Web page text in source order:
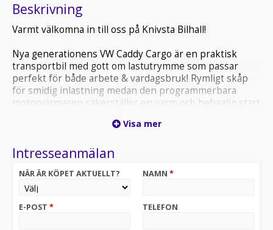
Beskrivning
Varmt välkomna in till oss på Knivsta Bilhall!
Nya generationens VW Caddy Cargo är en praktisk
transportbil med gott om lastutrymme som passar
perfekt för både arbete & vardagsbruk! Rymligt skåp
för smidig inlastning medan den programmerbara
motorvärmaren säkerställer en varm och behaglig start
Utrustningen inkluderar:
Programmerbar motorvärmare
Dragkrok
Keyless Start
Visa mer
Intresseanmälan
NÄR ÄR KÖPET AKTUELLT? NAMN *
E-POST * TELEFON